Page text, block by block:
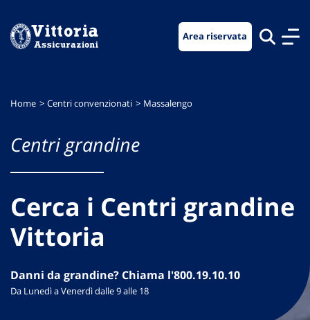
menu
contenuto
footer
Area riservata
Home Centri convenzionati Massalengo
Centri grandine
Cerca i Centri grandine
Vittoria
Danni da grandine? Chiama l'800.19.10.10
Da Lunedì a Venerdì dalle 9 alle 18